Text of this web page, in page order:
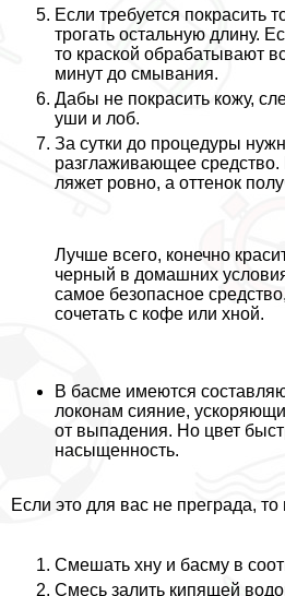
Если требуется покрасить
трогать остальную длину.
то краской обpaбатывают
минут до смывания.
Дабы не покрасить кожу,
уши и лоб.
За сутки до процедуры
разглаживающее средство.
ляжет ровно, а оттенок
Лучше всего, конечно
черный в домашних
самое безопасное
сочетать с кофе или хной.
В басме имеются
локонам сияние,
от выпадения. Но цвет
насыщенность.
Если это для вас не преграда, то
Смешать хну и басму в
Смесь залить кипящей